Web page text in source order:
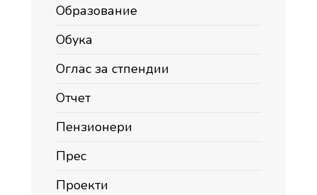
Образование
Обука
Оглас за стпендии
Отчет
Пензионери
Прес
Проекти